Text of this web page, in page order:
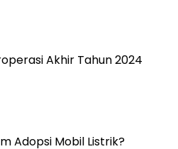
Akhir Tahun 2024
Adopsi Mobil Listrik?